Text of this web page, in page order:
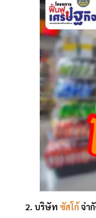
2. บริษัท ซัสโก้จำ